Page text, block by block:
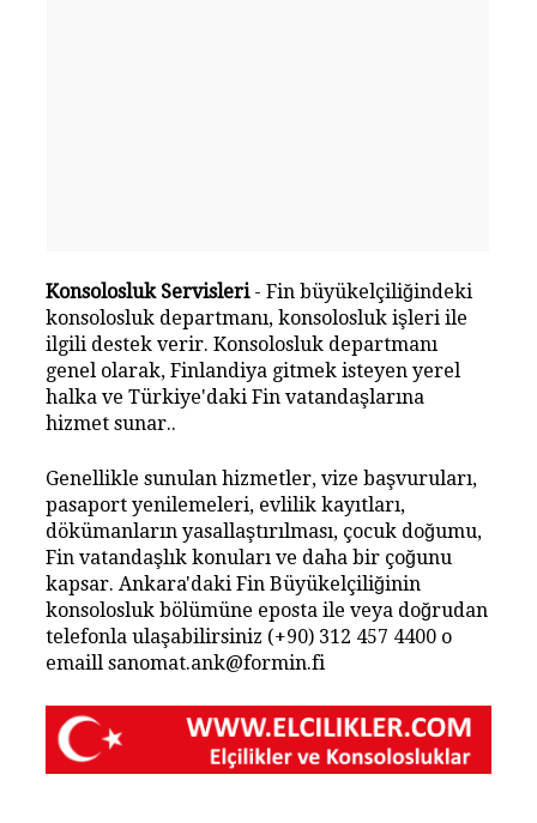
Konsolosluk Servisleri- Fin büyükelçiliğindeki
konsolosluk departmanı, konsolosluk işleri ile
ilgili destek verir. Konsolosluk departmanı
genel olarak, Finlandiya gitmek isteyen yerel
halka ve Türkiye'daki Fin vatandaşlarına
hizmet sunar..
Genellikle sunulan hizmetler, vize başvuruları,
pasaport yenilemeleri, evlilik kayıtları,
dökümanların yasallaştırılması, çocuk doğumu,
Fin vatandaşlık konuları ve daha bir çoğunu
kapsar. Ankara'daki Fin Büyükelçiliğinin
konsolosluk bölümüne eposta ile veya doğrudan
telefonla ulaşabilirsiniz (+90) 312 457 4400 o
emaill sanomat.ank@formin.fi